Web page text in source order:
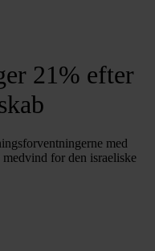
21% efter
med
for den israeliske